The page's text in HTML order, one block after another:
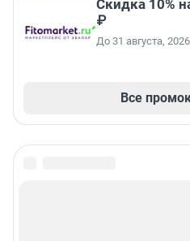
Скидка 10%
₽
До 31 августа, 2026
Все